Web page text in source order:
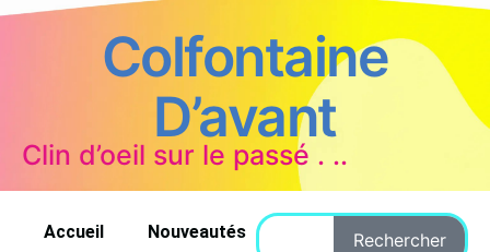
Colfontaine
D’avant
Clin d’oeil sur le passé . ..
Accueil
Nouveautés
Rechercher